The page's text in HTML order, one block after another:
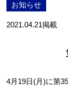
お知らせ
2021.04.21掲載
4月19日(月)に第